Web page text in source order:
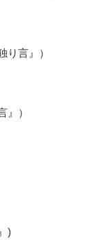
り言』）
）
)